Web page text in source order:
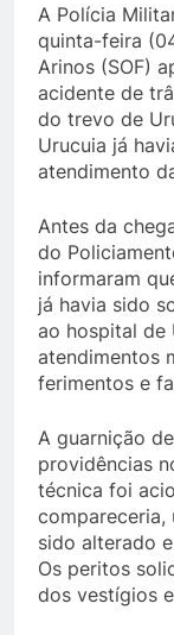
A Polícia
quinta-feira
Arinos (SOF)
acidente de
do trevo de
Urucuia já
atendimento
Antes da
do
informaram
já havia sido
ao hospital de
atendimentos
ferimentos e
A guarnição
providências
técnica foi
compareceria,
sido alterado
Os peritos
dos vestígios